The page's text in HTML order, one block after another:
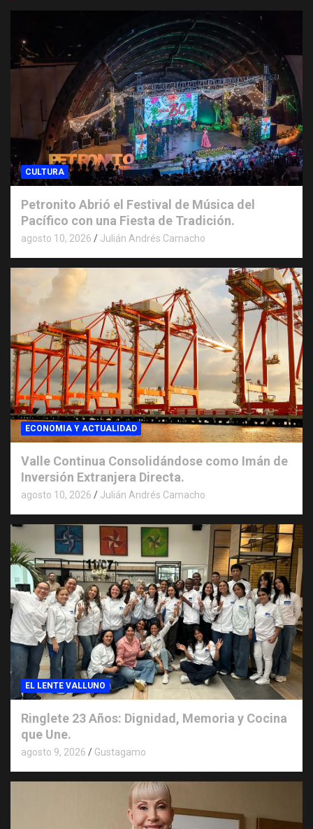
CULTURA
Petronito Abrió el Festival de Música del
Pacífico con una Fiesta de Tradición.
agosto 10, 2026 Julián Andrés Camacho
ECONOMIA Y ACTUALIDAD
Valle Continua Consolidándose como Imán de
Inversión Extranjera Directa.
agosto 10, 2026 Julián Andrés Camacho
EL LENTE VALLUNO
Ringlete 23 Años: Dignidad, Memoria y Cocina
que Une.
agosto 9, 2026 Gustagamo